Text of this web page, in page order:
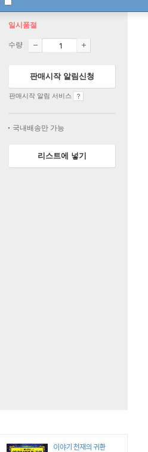
일시품절
수량
판매시작 알림신청
판매시작 알림 서비스
국내배송만 가능
리스트에 넣기